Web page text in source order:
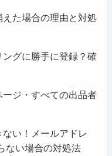
た場合の理由と対処
グに勝手に登録？確
ジ・すべての出品者
い！メールアドレ
ない場合の対処法